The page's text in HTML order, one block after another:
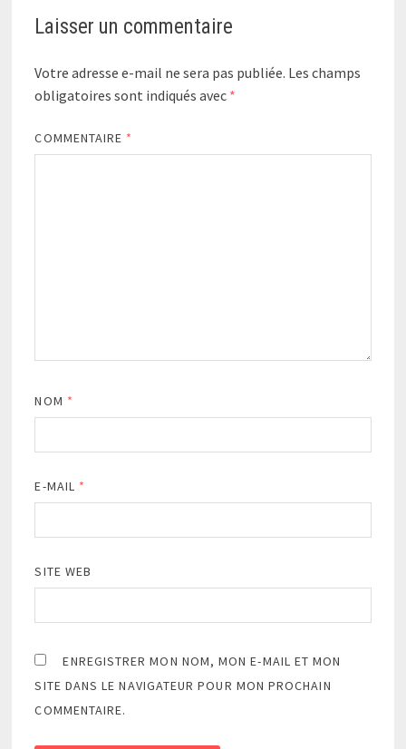
Laisser un commentaire
Votre adresse e-mail ne sera pas publiée. Les champs
obligatoires sont indiqués avec *
COMMENTAIRE *
NOM *
E-MAIL *
SITE WEB
ENREGISTRER MON NOM, MON E-MAIL ET MON
SITE DANS LE NAVIGATEUR POUR MON PROCHAIN
COMMENTAIRE.